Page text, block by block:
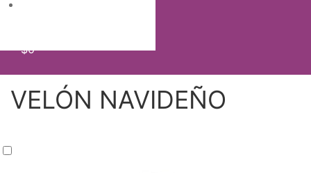
$0
VELÓN NAVIDEÑO